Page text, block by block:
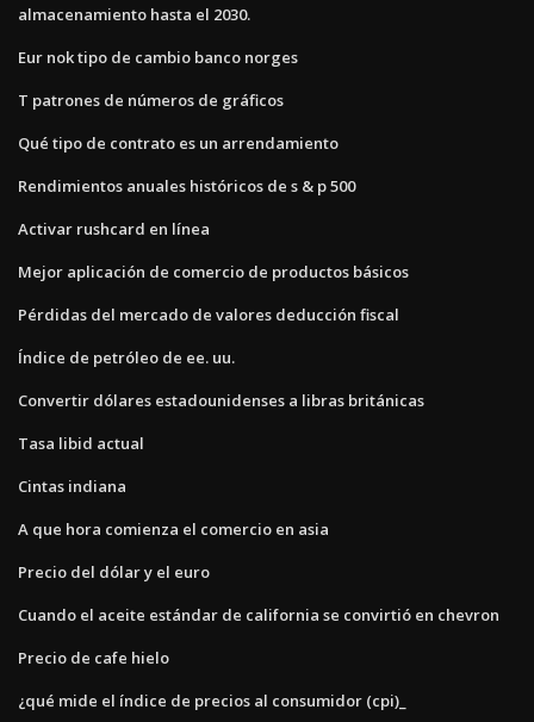
almacenamiento hasta el 2030.
Eur nok tipo de cambio banco norges
T patrones de números de gráficos
Qué tipo de contrato es un arrendamiento
Rendimientos anuales históricos de s & p 500
Activar rushcard en línea
Mejor aplicación de comercio de productos básicos
Pérdidas del mercado de valores deducción fiscal
Índice de petróleo de ee. uu.
Convertir dólares estadounidenses a libras británicas
Tasa libid actual
Cintas indiana
A que hora comienza el comercio en asia
Precio del dólar y el euro
Cuando el aceite estándar de california se convirtió en chevron
Precio de cafe hielo
¿qué mide el índice de precios al consumidor (cpi)_